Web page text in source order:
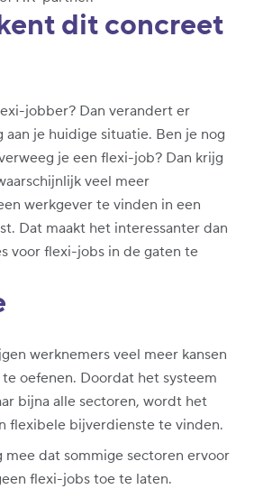
dit concreet
jobber? Dan verandert er
aan je huidige situatie. Ben je nog
je een flexi-job? Dan krijg
veel meer
werkgever te vinden in een
Dat maakt het interessanter dan
voor flexi-jobs in de gaten te
werknemers veel meer kansen
oefenen. Doordat het systeem
bijna alle sectoren, wordt het
flexibele bijverdienste te vinden.
mee dat sommige sectoren ervoor
flexi-jobs toe te laten.